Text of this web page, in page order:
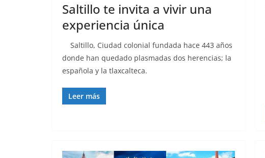
Saltillo te invita a vivir una
experiencia única
Saltillo, Ciudad colonial fundada hace 443 años
donde han quedado plasmadas dos herencias; la
española y la tlaxcalteca.
Leer más